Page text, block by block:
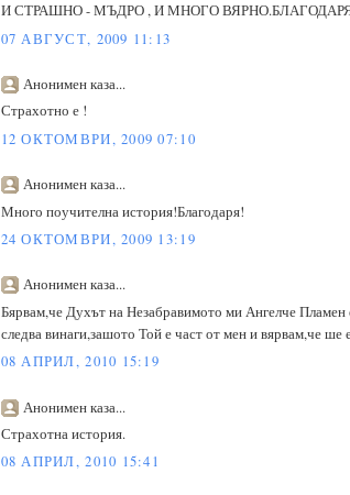
И СТРАШНО - МЪДРО , И МНОГО
07 АВГУСТ, 2009 11:13
Анонимен каза...
Страхотно е !
12 ОКТОМВРИ, 2009 07:10
Анонимен каза...
Много поучителна история!Благодаря!
24 ОКТОМВРИ, 2009 13:19
Анонимен каза...
Бярвам,че Духът на Незабравимото ми Ангелче Пламен
следва винаги,зашото Той е част от мен и вярвам,че ше
08 АПРИЛ, 2010 15:19
Анонимен каза...
Страхотна история.
08 АПРИЛ, 2010 15:41